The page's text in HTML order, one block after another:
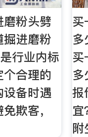
粉头劈
进磨粉
行业内标
合理的
设备时遇
欺客，
买
买
报
宜
附